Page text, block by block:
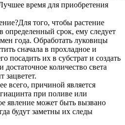
время для приобретения
того, чтобы растение
определенный срок, ему следует
года. Обработать луковицы
сначала в прохладное и
посадить их в субстрат и создать
количество света
зацветет.
всего, причиной является
при поливе или
явление может быть вызвано
будут заметны их следы